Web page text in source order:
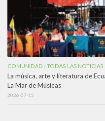
COMUNIDAD /TODAS LAS NOTICIAS
La música, arte y literatura de
La Mar de Músicas
2026-07-15